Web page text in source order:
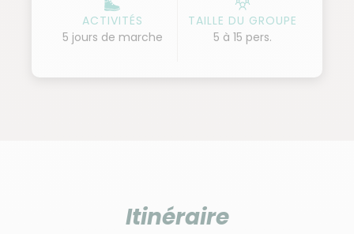
ACTIVITÉS
5 jours de marche
TAILLE DU GROUPE
5 à 15 pers.
Itinéraire